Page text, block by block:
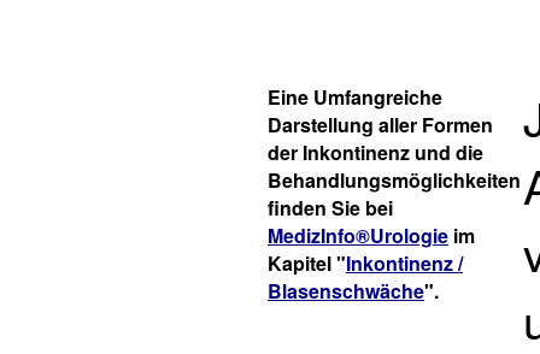
Eine Umfangreiche
Darstellung aller Formen
der Inkontinenz und die
Behandlungsmöglichkeiten
finden Sie bei
MedizInfo®Urologie im
Kapitel "Inkontinenz /
Blasenschwäche".